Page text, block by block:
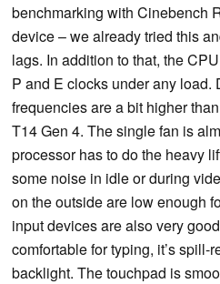
benchmarking with Cinebench
device – we already tried this
lags. In addition to that, the
P and E clocks under any load.
frequencies are a bit higher
T14 Gen 4. The single fan is
processor has to do the heavy
some noise in idle or during
on the outside are low enough
input devices are also very
comfortable for typing, it’s spill-
backlight. The touchpad is